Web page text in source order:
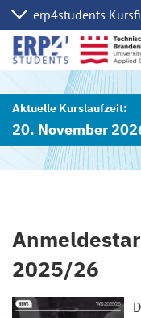
20. November
2025/26